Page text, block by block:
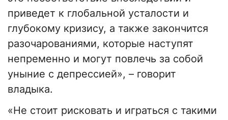
приведет к глобальной усталости и
глубокому кризису, а также закончится
разочарованиями, которые наступят
непременно и могут повлечь за собой
уныние с депрессией», – говорит
владыка.
«Не стоит рисковать и играться с такими